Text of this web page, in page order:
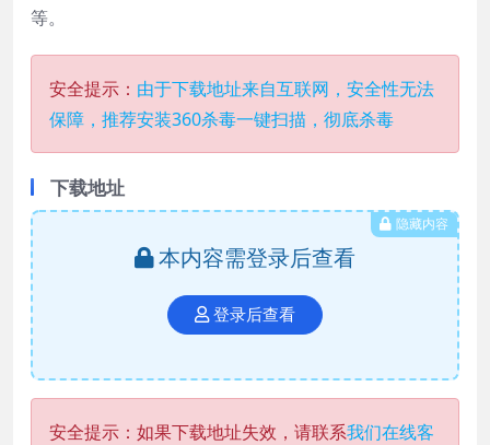
等。
安全提示： 由于下载地址来自互联网，安全性无法
保障，推荐安装360杀毒一键扫描，彻底杀毒
下载地址
隐藏内容
本内容需登录后查看
登录后查看
安全提示：如果下载地址失效，请联系我们在线客